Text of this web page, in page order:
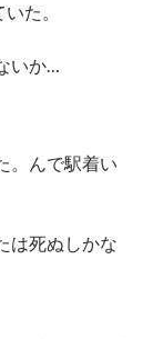
た。
いか…
んで駅着い
は死ぬしかな